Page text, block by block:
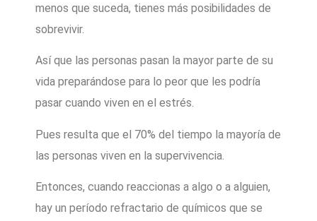
menos que suceda, tienes más posibilidades de
sobrevivir.
Así que las personas pasan la mayor parte de su
vida preparándose para lo peor que les podría
pasar cuando viven en el estrés.
Pues resulta que el 70% del tiempo la mayoría de
las personas viven en la supervivencia.
Entonces, cuando reaccionas a algo o a alguien,
hay un período refractario de químicos que se